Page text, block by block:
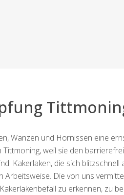
Wanzen und Hornissen eine
weil sie den
Kakerlaken, die sich
Die von uns
zu erkennen, zu